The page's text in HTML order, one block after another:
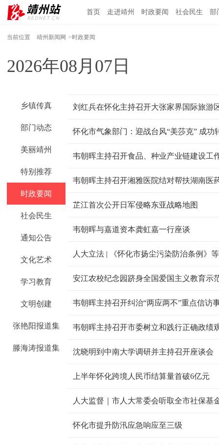
首页 走进靖州 时政要闻 社会民生 部
当前位置 靖州新闻网 >时政要闻
2026年08月07日
乡镇传真
部门动态
美丽靖州
特别推荐
时政要闻
社会民生
通知公告
文化艺术
学习教育
文明创建
张艳阳报道集
滕海涛报道集
刘红兵在怀化主持召开大张家界国际旅游
怀化市气象部门：迎战台风“美莎克” 成功
韦朝晖主持召开食品、种业产业链建设工
芷江首次公开日军侵略东亚战略地图
韦朝晖与嘉道资本龚虹嘉一行座谈
人大立法 | 《怀化市扬尘污染防治条例》
安江农校纪念园跻身全国爱国主义教育示
韦朝晖主持召开纠治“两应两不”重点信访
韦朝晖主持召开市委树立和践行正确政绩
沈晓明到中南大学调研并主持召开座谈会
上半年怀化跨境人民币结算量首破6亿元
人大监督｜市人大常委会听取全市社保基
怀化市提升防汛应急响应至三级